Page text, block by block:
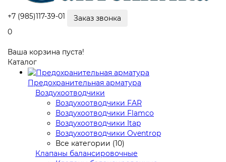
+7 (985)117-39-01
Заказ звонка
0
Ваша корзина пуста!
Каталог
Предохранительная арматура
Воздухоотводчики
Воздухоотводчики FAR
Воздухоотводчики Flamco
Воздухоотводчики Itap
Воздухоотводчики Oventrop
Все категории (10)
Клапаны балансировочные